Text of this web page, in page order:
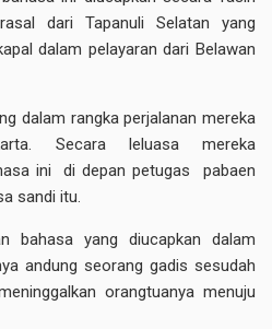
dari Tapanuli Selatan yang
dalam pelayaran dari Belawan
dalam rangka perjalanan mereka
Secara leluasa mereka
ini di depan petugas pabaen
sandi itu.
bahasa yang diucapkan dalam
andung seorang gadis sesudah
orangtuanya menuju